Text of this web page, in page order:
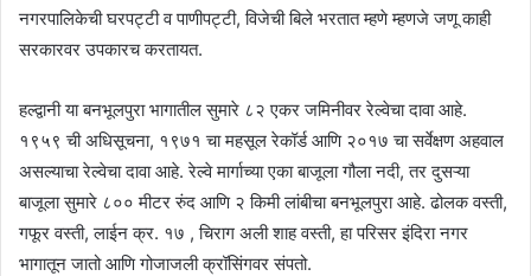
नगरपालिकेची घरपट्टी व पाणीपट्टी, विजेची बिले भरतात म्हणे म्हणजे जणू काही
सरकारवर उपकारच करतायत.
हल्द्वानी या बनभूलपुरा भागातील सुमारे ८२ एकर जमिनीवर रेल्वेचा दावा आहे.
१९५९ ची अधिसूचना, १९७१ चा महसूल रेकॉर्ड आणि २०१७ चा सर्वेक्षण अहवाल
असल्याचा रेल्वेचा दावा आहे. रेल्वे मार्गाच्या एका बाजूला गौला नदी, तर दुसऱ्या
बाजूला सुमारे ८०० मीटर रुंद आणि २ किमी लांबीचा बनभूलपुरा आहे. ढोलक वस्ती,
गफूर वस्ती, लाईन क्र. १७ , चिराग अली शाह वस्ती, हा परिसर इंदिरा नगर
भागातून जातो आणि गोजाजली क्रॉसिंगवर संपतो.